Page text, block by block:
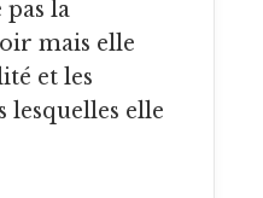
mais elle
et les
lesquelles elle